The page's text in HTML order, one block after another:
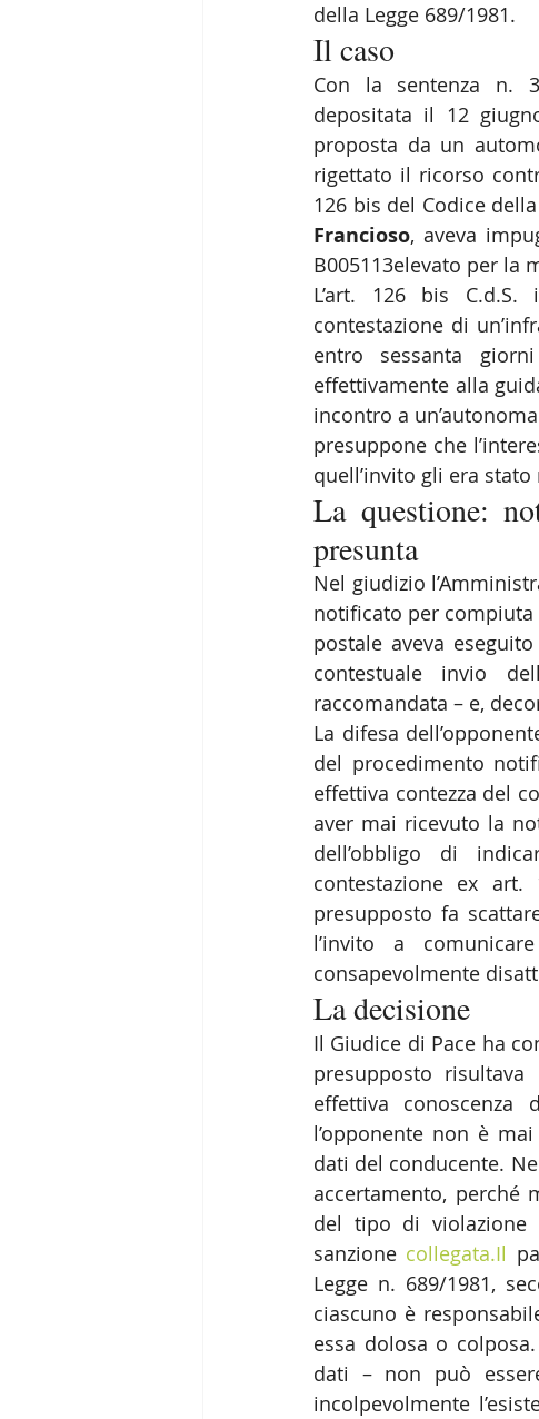
della Legge 689/1981.
Il caso
Con la sentenza n.
depositata il 12
proposta da un
rigettato il ricorso
126 bis del Codice
Francioso, aveva
B005113elevato per la
L’art. 126 bis
contestazione di
entro sessanta
effettivamente alla
incontro a
presuppone che
quell’invito gli era
La questione:
presunta
Nel giudizio
notificato per compiuta
postale aveva
contestuale invio
raccomandata – e,
La difesa
del procedimento
effettiva contezza del
aver mai ricevuto la
dell’obbligo di
contestazione ex
presupposto fa
l’invito a
consapevolmente
La decisione
Il Giudice di Pace ha
presupposto
effettiva conoscenza
l’opponente non è
dati del conducente.
accertamento, perché
del tipo di violazione
sanzione collegata.Il
Legge n. 689/1981,
ciascuno è
essa dolosa o
dati – non può
incolpevolmente